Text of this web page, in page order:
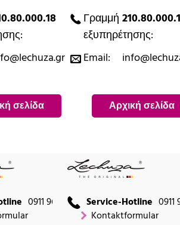
σελίδα
0911 9666 2660
Γραμμή
εξυπηρέτησης:
Email:
Αρχική σελίδα
Service-Hotline 0911
Kontaktformular